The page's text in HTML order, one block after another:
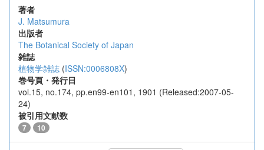
著者
J. Matsumura
出版者
The Botanical Society of Japan
雑誌
植物学雑誌 (ISSN:0006808X)
巻号頁・発行日
vol.15, no.174, pp.en99-en101, 1901 (Released:2007-05-
24)
被引用文献数
7 10